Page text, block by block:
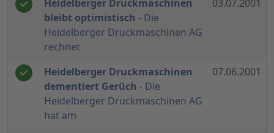
Heidelberger Druckmaschinen
bleibt optimistisch - Die
Heidelberger Druckmaschinen AG
rechnet
03.07.2001
Heidelberger Druckmaschinen
dementiert Gerüch - Die
Heidelberger Druckmaschinen AG
hat am
07.06.2001